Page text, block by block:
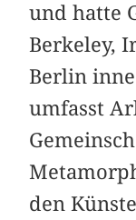
und hatte
Berkeley,
Berlin
umfasst
den